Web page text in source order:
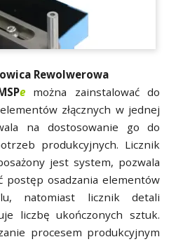
Rewolwerowa
e można zainstalować do
złącznych w jednej
na dostosowanie go do
produkcyjnych. Licznik
jest system, pozwala
postęp osadzania elementów
natomiast licznik detali
liczbę ukończonych sztuk.
procesem produkcyjnym